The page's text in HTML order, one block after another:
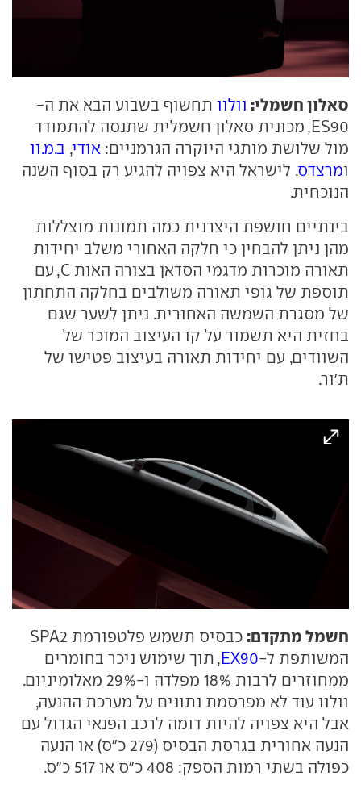
סאלון חשמלי: וולוו תחשוף בשבוע הבא את ה-
ES90, מכונית סאלון חשמלית שתנסה להתמודד
מול שלושת מותגי היוקרה הגרמניים: אודי, ב.מ.וו
ומרצדס. לישראל היא צפויה להגיע רק בסוף השנה
הנוכחית.
בינתיים חושפת היצרנית כמה תמונות מוצללות
מהן ניתן להבחין כי חלקה האחורי משלב יחידות
תאורה מוכרות מדגמי הסדאן בצורה האות C, עם
תוספת של גופי תאורה משולבים בחלקה התחתון
של מסגרת השמשה האחורית. ניתן לשער שגם
בחזית היא תשמור על קו העיצוב המוכר של
השוודים, עם יחידות תאורה בעיצוב פטישו של
ת'ור.
חשמל מתקדם:
כבסיס תשמש פלטפורמת SPA2
המשותפת ל-EX90, תוך שימוש ניכר בחומרים
ממחוזרים לרבות 18% מפלדה ו-29% מאלומיניום.
וולוו עוד לא מפרסמת נתונים על מערכת ההנעה,
אבל היא צפויה להיות דומה לרכב הפנאי הגדול עם
הנעה אחורית בגרסת הבסיס (279 כ"ס) או הנעה
כפולה בשתי רמות הספק: 408 כ"ס או 517 כ"ס.